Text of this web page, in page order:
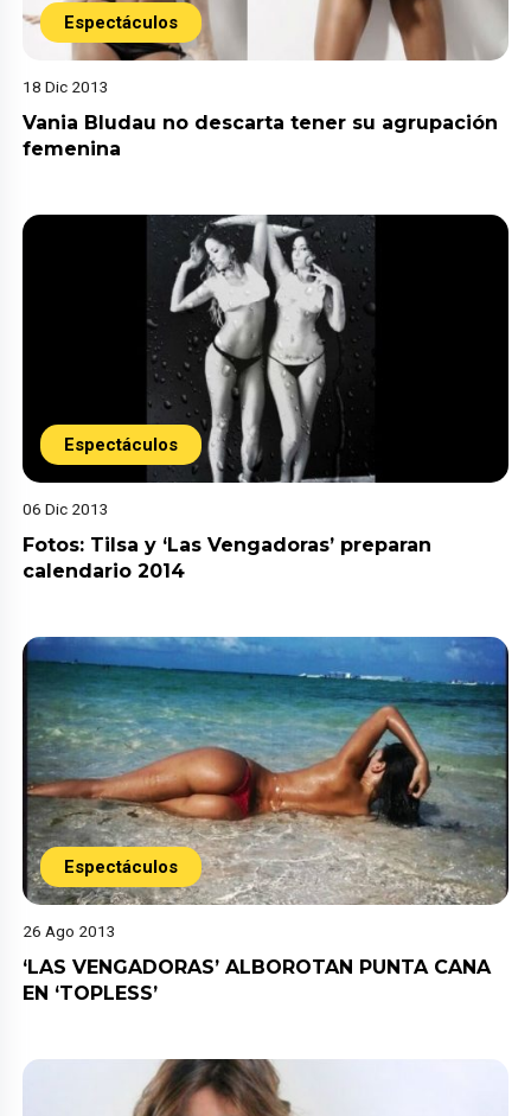
Espectáculos
18 Dic 2013
Vania Bludau no descarta tener su agrupación
femenina
Espectáculos
06 Dic 2013
Fotos: Tilsa y ‘Las Vengadoras’ preparan
calendario 2014
Espectáculos
26 Ago 2013
‘LAS VENGADORAS’ ALBOROTAN PUNTA CANA
EN ‘TOPLESS’